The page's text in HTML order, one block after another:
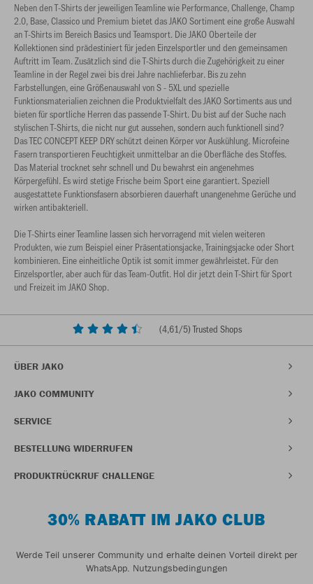
Neben den T-Shirts der jeweiligen Teamline wie Performance, Challenge, Champ
2.0, Base, Classico und Premium bietet das JAKO Sortiment eine große Auswahl
an T-Shirts im Bereich Basics und Teamsport. Die JAKO Oberteile der
Kollektionen sind prädestiniert für jeden Einzelsportler und den gemeinsamen
Auftritt im Team. Zusätzlich sind die T-Shirts durch die Zugehörigkeit zu einer
Teamline in der Regel zwei bis drei Jahre nachlieferbar. Bis zu zehn
Farbstellungen, eine Größenauswahl von S - 5XL und spezielle
Funktionsmaterialien zeichnen die Produktvielfalt des JAKO Sortiments aus und
bieten für sportliche Herren das passende T-Shirt. Du bist auf der Suche nach
stylischen T-Shirts, die nicht nur gut aussehen, sondern auch funktionell sind?
Das TEC CONCEPT KEEP DRY schützt deinen Körper vor Auskühlung. Microfeine
Fasern transportieren Feuchtigkeit unmittelbar an die Oberfläche des Stoffes.
Das Material trocknet sehr schnell und Du bewahrst ein angenehmes
Körpergefühl. Es wird stetige Frische beim Sport eine garantiert. Speziell
ausgestattete Funktionsfasern absorbieren dauerhaft unangenehme Gerüche und
wirken antibakteriell.
Die T-Shirts einer Teamline lassen sich hervorragend mit vielen weiteren
Produkten, wie zum Beispiel einer Präsentationsjacke, Trainingsjacke oder Short
kombinieren. Eine einheitliche Optik ist somit immer gewährleistet. Für den
Einzelsportler, aber auch für das Team-Outfit. Hol dir jetzt dein T-Shirt für Sport
und Freizeit im JAKO Shop.
(4,61/5) Trusted Shops
ÜBER JAKO
JAKO COMMUNITY
SERVICE
BESTELLUNG WIDERRUFEN
PRODUKTRÜCKRUF CHALLENGE
30% RABATT IM JAKO CLUB
Werde Teil unserer Community und erhalte deinen Vorteil direkt per
WhatsApp. Nutzungsbedingungen